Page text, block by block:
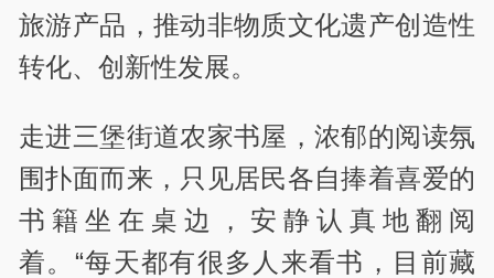
旅游产品，推动非物质文化遗产创造性
转化、创新性发展。
走进三堡街道农家书屋，浓郁的阅读氛
围扑面而来，只见居民各自捧着喜爱的
书籍坐在桌边，安静认真地翻阅
着。“每天都有很多人来看书，目前藏